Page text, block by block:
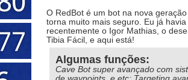
O RedBot é um bot na nova
torna muito mais seguro. Eu já
recentemente o Igor Mathias, o
Tibia Fácil, e aqui está!
Algumas funções:
Cave Bot super avançado com